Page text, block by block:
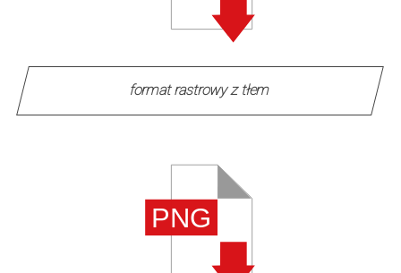
format rastrowy z tłem